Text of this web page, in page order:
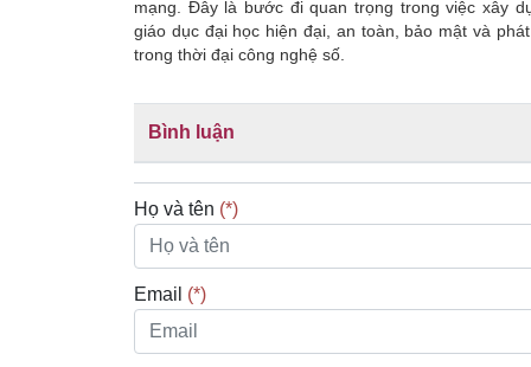
mạng. Đây là bước đi quan trọng trong việc xây
giáo dục đại học hiện đại, an toàn, bảo mật và
trong thời đại công nghệ số.
Bình luận
Họ và tên (*)
Email (*)